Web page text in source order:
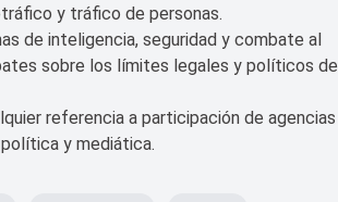
y tráfico de personas.
de inteligencia, seguridad y combate al
sobre los límites legales y políticos de
referencia a participación de agencias
y mediática.